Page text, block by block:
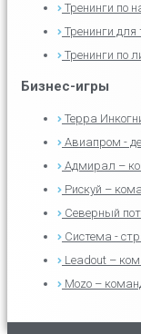
Тренинги по
Тренинги для
Тренинги по
Бизнес-игры
Терра
Авиапром -
Адмирал –
Рискуй –
Северный
Система -
Leadout –
Mozo –